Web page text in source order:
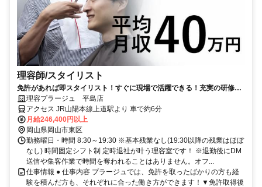
理容師/スタイリスト
免許があれば即スタイリスト！すぐに現場で活躍できる！充実の研修制
度！理容プラージュ 平島店
アクセス JR山陽本線上道駅より 車で約6分
月給246,400円以上
岡山県岡山市東区
勤務曜日・時間 8:30～19:30 ※基本残業なし(19:30以降の残業はほぼ
なし) 時間固定シフト制 定時退社が叶う理容室です！ ※退勤後にDM
送信や集客作業で時間を奪われることはありません。オフ...
仕事情報 ● 仕事内容 プラージュでは、免許を取ったばかりの方も経
験を積んだ方も、それぞれに合った働き方ができます！▼免許取得後